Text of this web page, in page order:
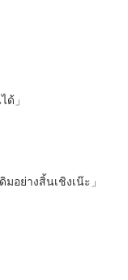
」
อย่างสิ้นเชิงเน๊ะ」